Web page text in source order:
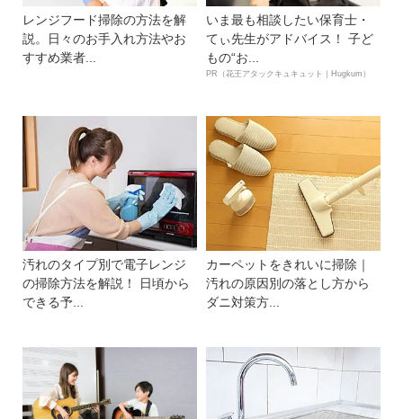
レンジフード掃除の方法を解
説。日々のお手入れ方法やお
すすめ業者...
いま最も相談したい保育士・
てぃ先生がアドバイス！ 子ど
もの“お...
PR（花王アタックキュキュット｜Hugkum）
汚れのタイプ別で電子レンジ
の掃除方法を解説！ 日頃から
できる予...
カーペットをきれいに掃除｜
汚れの原因別の落とし方から
ダニ対策方...